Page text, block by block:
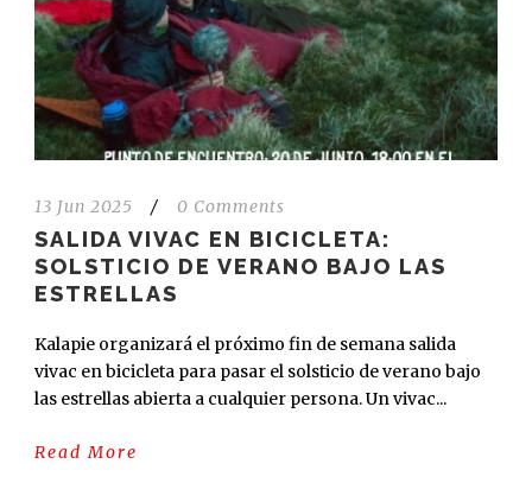
13 Jun 2025 / 0 Comments
SALIDA VIVAC EN BICICLETA:
SOLSTICIO DE VERANO BAJO LAS
ESTRELLAS
Kalapie organizará el próximo fin de semana salida
vivac en bicicleta para pasar el solsticio de verano bajo
las estrellas abierta a cualquier persona. Un vivac...
Read More